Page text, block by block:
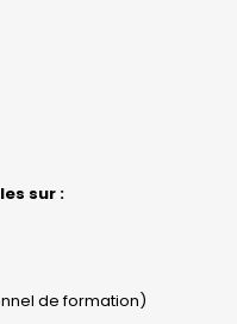
sur :
de formation)